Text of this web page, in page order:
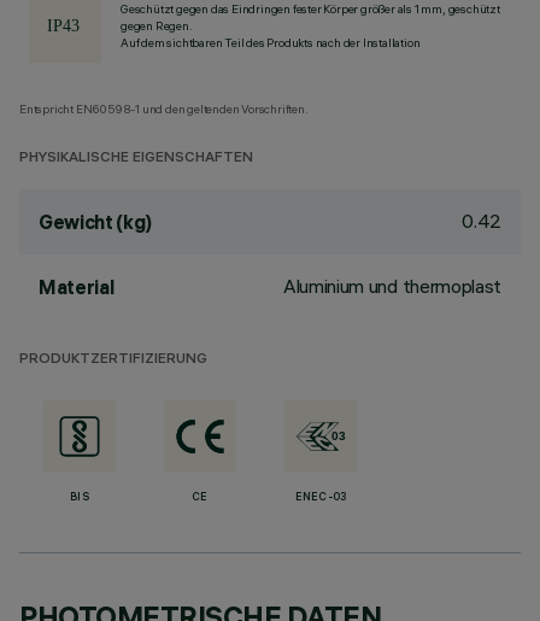
Geschützt gegen das Eindringen fester Körper größer als 1 mm, geschützt
gegen Regen.
Auf dem sichtbaren Teil des Produkts nach der Installation
Entspricht EN60598-1 und den geltenden Vorschriften.
PHYSIKALISCHE EIGENSCHAFTEN
Gewicht (kg) 0.42
Material Aluminium und thermoplast
PRODUKTZERTIFIZIERUNG
BIS CE ENEC-03